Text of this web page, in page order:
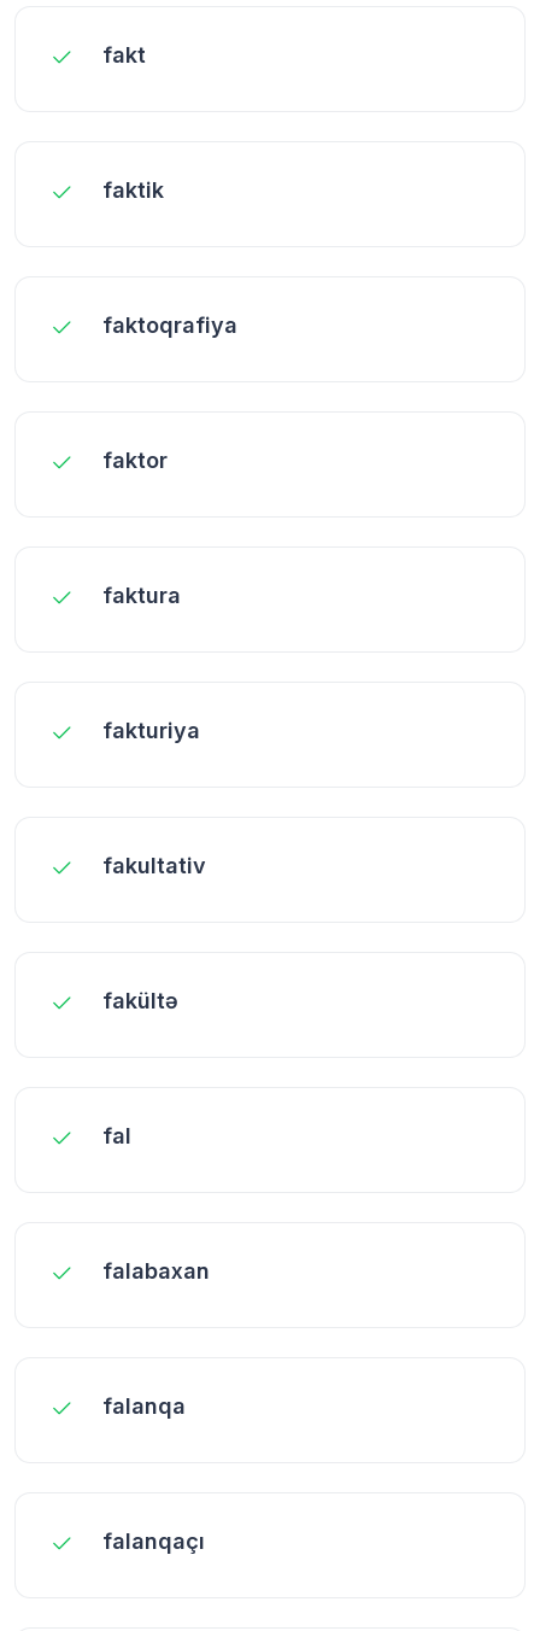
fakt
faktik
faktoqrafiya
faktor
faktura
fakturiya
fakultativ
fakültə
fal
falabaxan
falanqa
falanqaçı